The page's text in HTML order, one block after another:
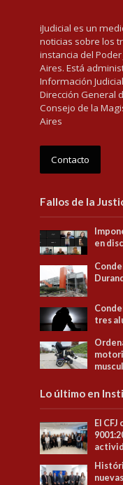
iJudicial es un
noticias sobre los
instancia del
Aires. Está
Información
Dirección General
Consejo de la
Aires
Contacto
Fallos de la
en
tres
Lo último en
El